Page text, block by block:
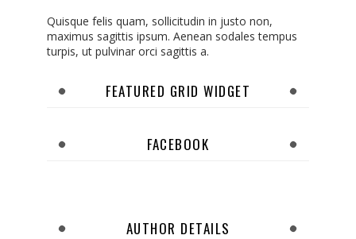
Quisque felis quam, sollicitudin in justo non,
maximus sagittis ipsum. Aenean sodales tempus
turpis, ut pulvinar orci sagittis a.
FEATURED GRID WIDGET
FACEBOOK
AUTHOR DETAILS